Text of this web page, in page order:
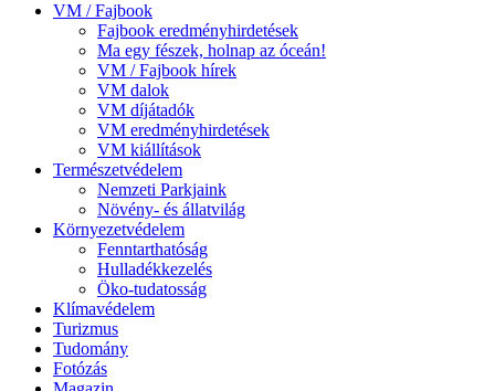
VM / Fajbook
Fajbook eredményhirdetések
Ma egy fészek, holnap az óceán!
VM / Fajbook hírek
VM dalok
VM díjátadók
VM eredményhirdetések
VM kiállítások
Természetvédelem
Nemzeti Parkjaink
Növény- és állatvilág
Környezetvédelem
Fenntarthatóság
Hulladékkezelés
Öko-tudatosság
Klímavédelem
Turizmus
Tudomány
Fotózás